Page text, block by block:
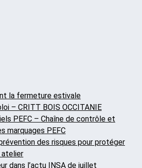
la fermeture estivale
– CRITT BOIS OCCITANIE
PEFC – Chaîne de contrôle et
marquages PEFC
des risques pour protéger
dans l’actu INSA de juillet